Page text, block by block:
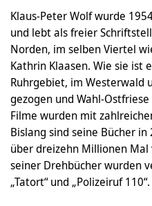
Klaus-Peter Wolf wurde
und lebt als freier
Norden, im selben Viertel
Kathrin Klaasen. Wie sie ist
Ruhrgebiet, im Westerwald
gezogen und Wahl-
Filme wurden mit
Bislang sind seine Bücher
über dreizehn Millionen
seiner Drehbücher wurden
„Tatort“ und „Polizeiruf 110“.